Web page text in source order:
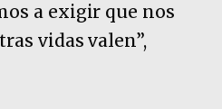
a exigir que nos
vidas valen”,